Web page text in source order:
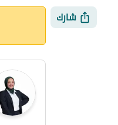
شارك